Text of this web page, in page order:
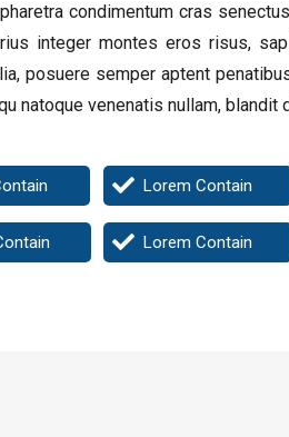
condimentum cras
integer montes eros risus,
posuere semper aptent
natoque venenatis nullam, blandit
Lorem Contain
Lorem Contain